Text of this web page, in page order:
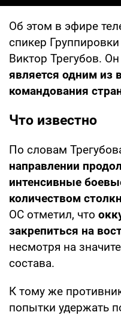
Об этом в эфире
спикер
Виктор Трегубов.
является одним из
командования
Что известно
По словам
направлении
интенсивные
количеством
ОС отметил, что
закрепиться на
несмотря на
состава.
К тому же
попытки удержать